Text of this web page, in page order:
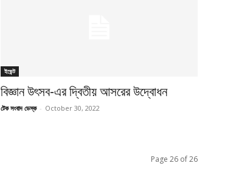
ইভেন্ট
বিজ্ঞান উৎসব-এর দ্বিতীয় আসরের উদ্বোধন
টেক সংবাদ ডেস্ক - October 30, 2022
Page 26 of 26